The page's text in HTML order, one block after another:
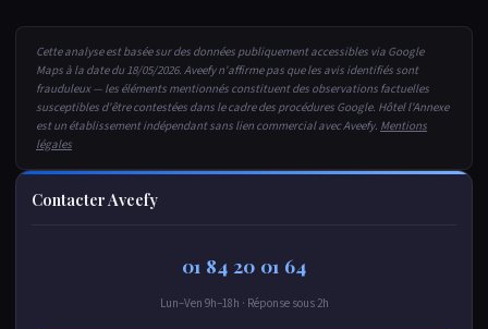
Cette analyse est basée sur des données publiquement accessibles via Google
Maps à la date du 18/05/2026. Aveefy n'affirme pas que les avis identifiés sont
frauduleux — les éléments mentionnés constituent des observations factuelles
susceptibles d'être contestées dans le cadre des procédures Google. Hôtel l'Annexe
est un établissement indépendant sans lien commercial avec Aveefy. Mentions
légales
Contacter Aveefy
01 84 20 01 64
Lun–Ven 9h–18h · Réponse sous 2h